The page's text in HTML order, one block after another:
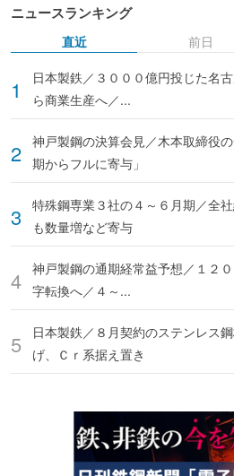
ニュースランキング
直近
日本製鉄／３０００億円投じた名
ら商業生産へ／...
神戸製鋼の決算会見／木本取締役
期からフルに寄与」
特殊鋼専業３社の４～６月期／全
も数量増など寄与
神戸製鋼の通期経常益予想／１２
字転換へ／４～...
日本製鉄／８月契約のステンレス
げ、Ｃｒ系据え置き
前日